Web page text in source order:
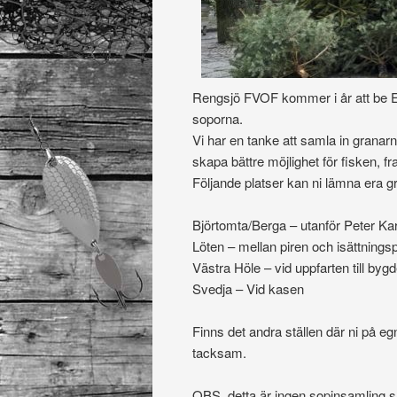
Rengsjö FVOF kommer i år att be
soporna.
Vi har en tanke att samla in
skapa bättre möjlighet för fisken,
Följande platser kan ni lämna era
Björtomta/Berga – utanför Peter
Löten – mellan piren och
Västra Höle – vid uppfarten till
Svedja – Vid kasen
Finns det andra ställen där ni på
tacksam.